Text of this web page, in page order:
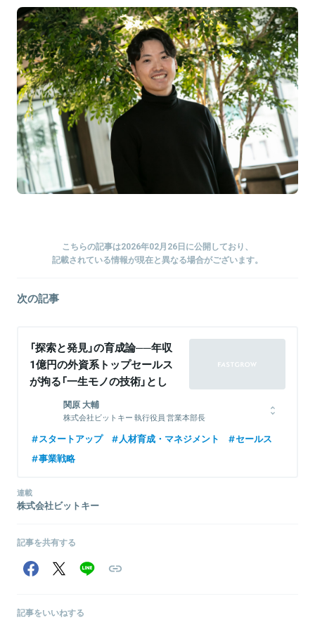
こちらの記事は2026年02月26日に公開しており、
記載されている情報が現在と異なる場合がございます。
次の記事
「探索と発見」の育成論──年収
1億円の外資系トップセールス
が拘る「一生モノの技術」とし
ての営業力関原 大輔
株式会社ビットキー 執行役員 営業本部長
新卒でワークスアプリケーションズに入社後、セールスフォース・
ットキー執行役員として、エンプラ営業人材の育成を統括する。
関連情報をみる
スタートアップ 人材育成・マネジメント
セールス
事業戦略
連載
株式会社ビットキー
記事を共有する
記事をいいねする